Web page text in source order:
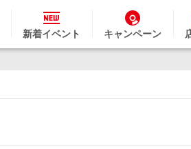
新着イベント キャンペーン